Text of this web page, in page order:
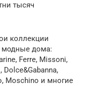
тысяч
коллекции
модные дома:
Ferre, Missoni,
Dolce&Gabanna,
Moschino и многие